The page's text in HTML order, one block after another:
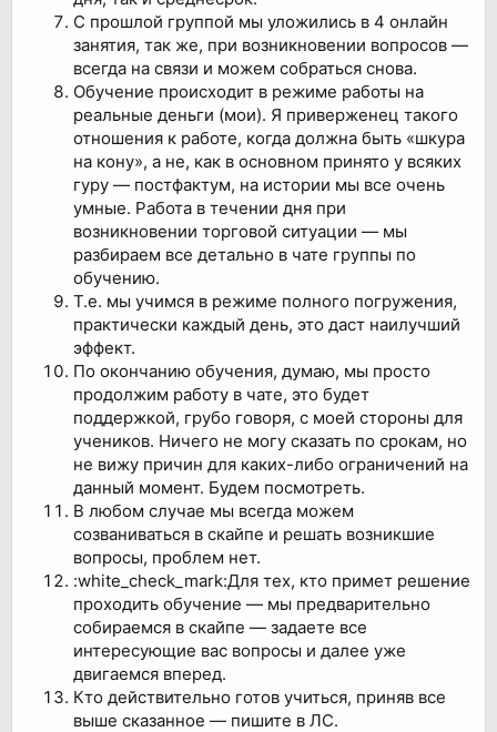
С прошлой группой мы уложились в 4 онлайн
занятия, так же, при возникновении вопросов —
всегда на связи и можем собраться снова.
Обучение происходит в режиме работы на
реальные деньги (мои). Я приверженец такого
отношения к работе, когда должна быть «шкура
на кону», а не, как в основном принято у всяких
гуру — постфактум, на истории мы все очень
умные. Работа в течении дня при
возникновении торговой ситуации — мы
разбираем все детально в чате группы по
обучению.
Т.е. мы учимся в режиме полного погружения,
практически каждый день, это даст наилучший
эффект.
По окончанию обучения, думаю, мы просто
продолжим работу в чате, это будет
поддержкой, грубо говоря, с моей стороны для
учеников. Ничего не могу сказать по срокам, но
не вижу причин для каких-либо ограничений на
данный момент. Будем посмотреть.
В любом случае мы всегда можем
созваниваться в скайпе и решать возникшие
вопросы, проблем нет.
:white_check_mark:Для тех, кто примет решение
проходить обучение — мы предварительно
собираемся в скайпе — задаете все
интересующие вас вопросы и далее уже
двигаемся вперед.
Кто действительно готов учиться, приняв все
выше сказанное — пишите в ЛС.